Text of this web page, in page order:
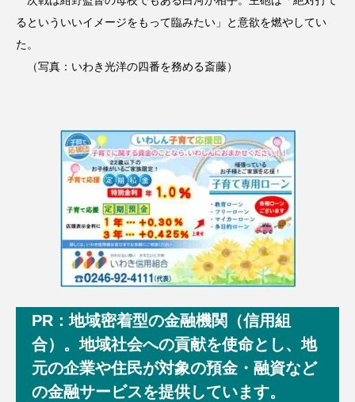
るといういいイメージをもって臨みたい」と意欲を燃やしてい
た。
（写真：いわき光洋の四番を務める斎藤）
PR：地域密着型の金融機関（信用組
合）。地域社会への貢献を使命とし、地
元の企業や住民が対象の預金・融資など
の金融サービスを提供しています。